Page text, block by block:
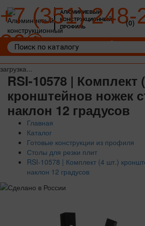
загрузка...
АЛЮМИНИЕВЫЙ
КОНСТРУКЦИОННЫЙ
ПРОФИЛЬ
+7 (351) 248-
36
(0)
RSI-10578 | Комплект
кронштейнов ножек
наклон 12 градусов
Главная
Каталог
Готовые конструкции из профиля
Столы для резки плит
RSI-10578 | Комплект (4 шт.)
наклон 12 градусов